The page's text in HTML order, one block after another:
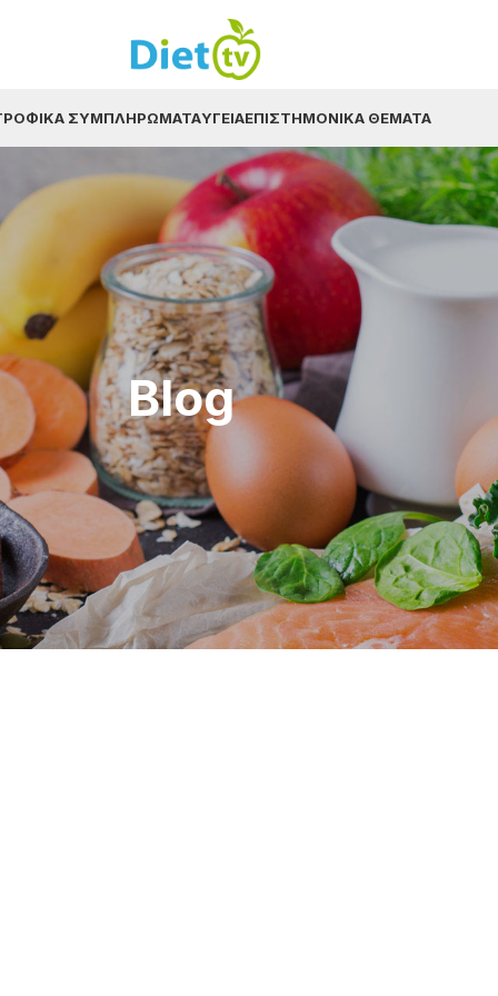
ΣΥΜΠΛΗΡΏΜΑΤΑΥΓΕΊΑΕΠΙΣΤΗΜΟΝΙΚΆ ΘΈΜΑΤΑ
Blog